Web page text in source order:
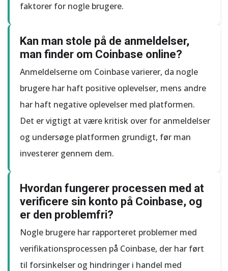
faktorer for nogle brugere.
Kan man stole på de anmeldelser,
man finder om Coinbase online?
Anmeldelserne om Coinbase varierer, da nogle
brugere har haft positive oplevelser, mens andre
har haft negative oplevelser med platformen.
Det er vigtigt at være kritisk over for anmeldelser
og undersøge platformen grundigt, før man
investerer gennem dem.
Hvordan fungerer processen med at
verificere sin konto på Coinbase, og
er den problemfri?
Nogle brugere har rapporteret problemer med
verifikationsprocessen på Coinbase, der har ført
til forsinkelser og hindringer i handel med